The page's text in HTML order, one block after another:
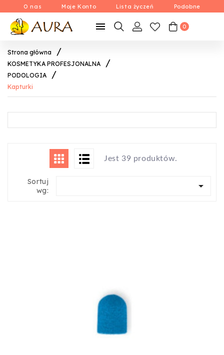
O nas Moje Konto Lista życzeń Podobne
 0
Strona główna
KOSMETYKA PROFESJONALNA
PODOLOGIA
Kapturki
Jest 39 produktów.
Sortuj
wg:
